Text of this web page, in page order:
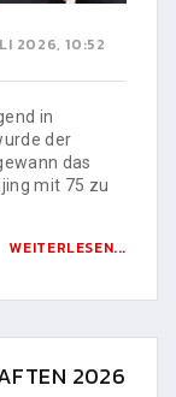
2026, 10:52
in
der
das
mit 75 zu
WEITERLESEN...
2026